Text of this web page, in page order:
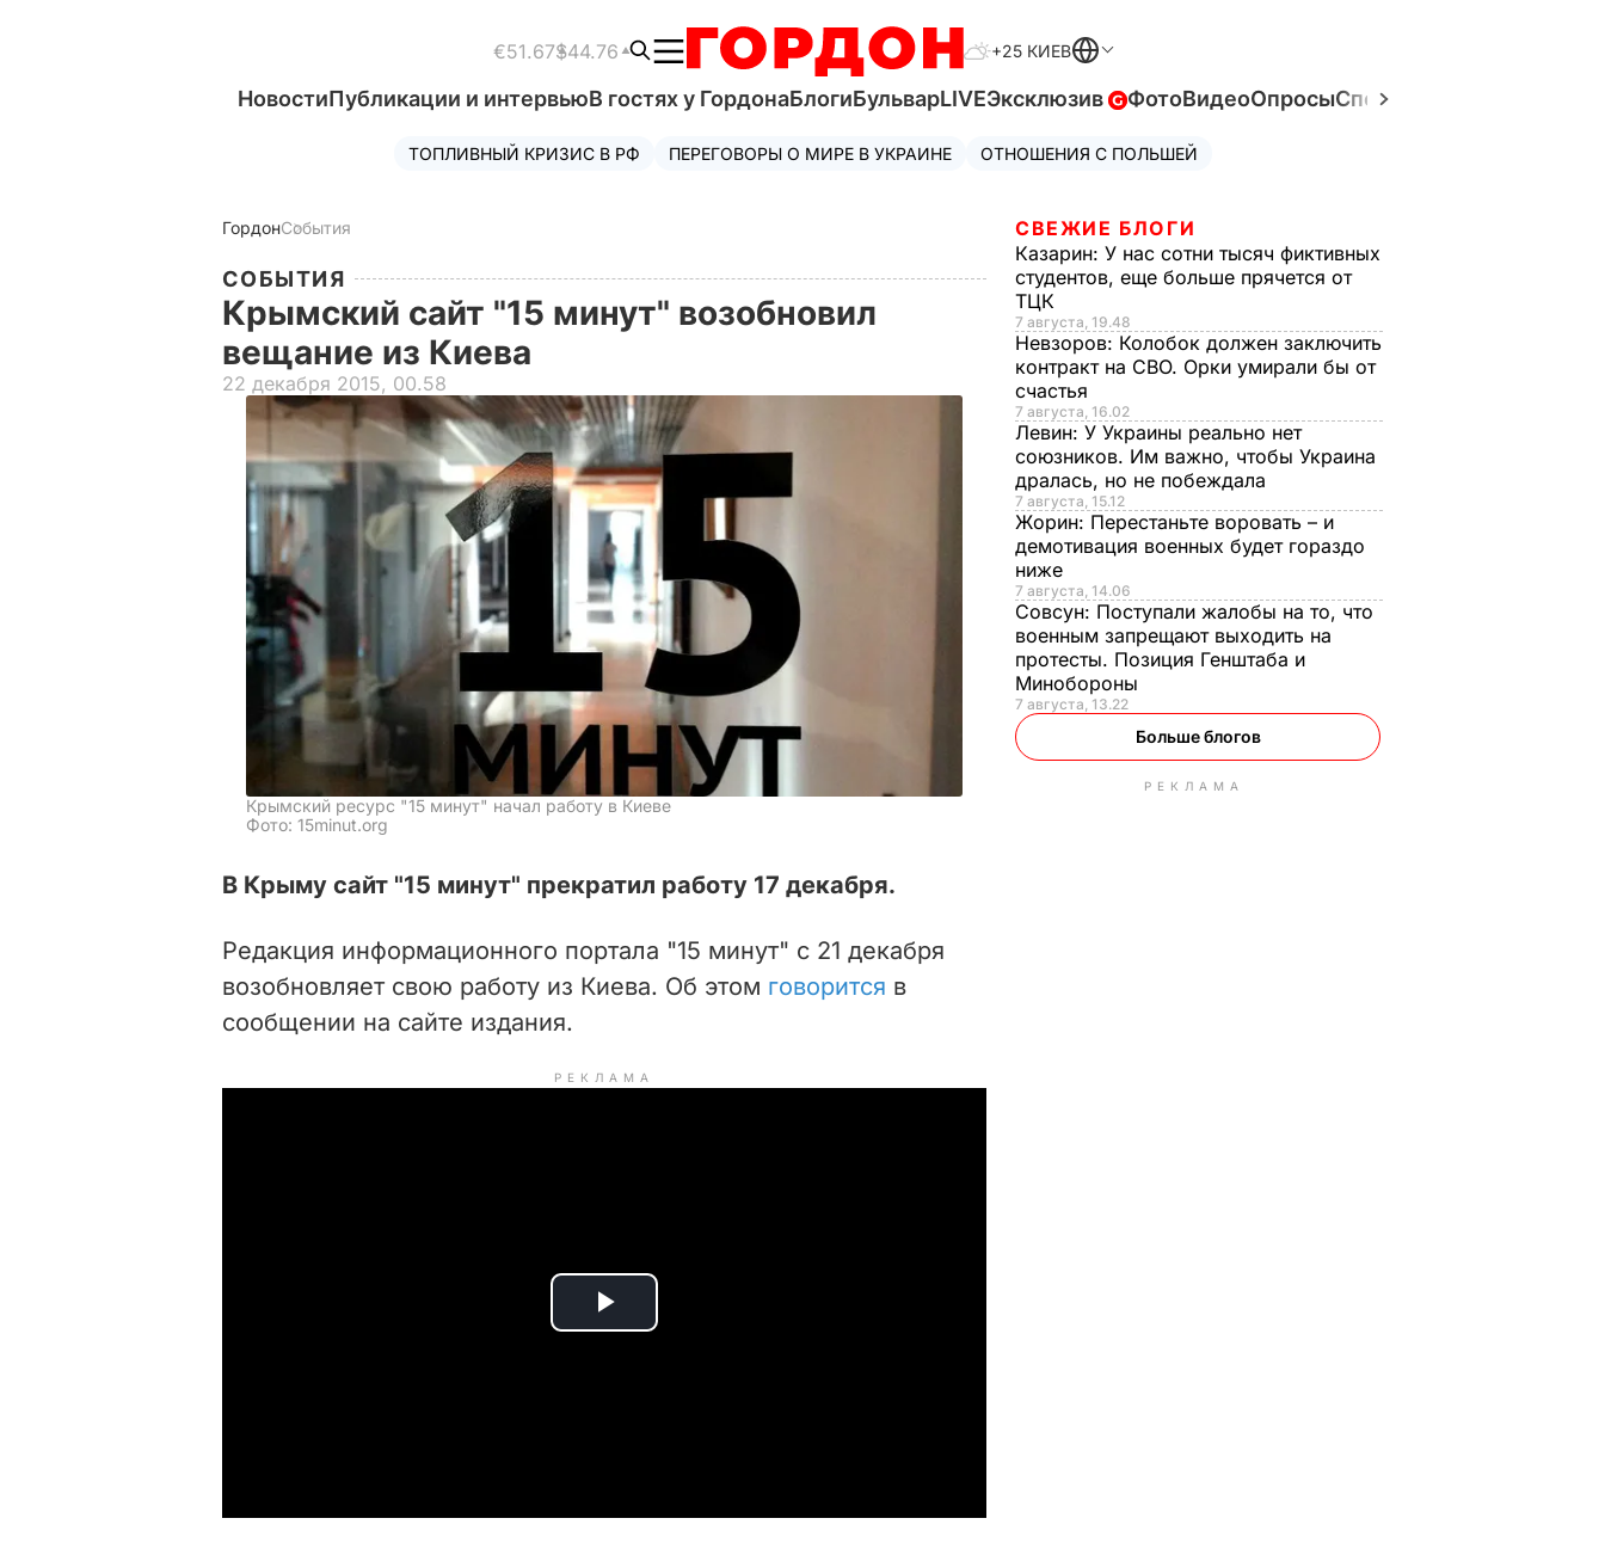
€51.67$44.76 +25 КИЕВ
НовостиПубликации и интервьюВ гостях у ГордонаБлогиБульварLIVEЭксклюзив ФотоВидеоОпросыСпецпроекты
ТОПЛИВНЫЙ КРИЗИС В РФ ПЕРЕГОВОРЫ О МИРЕ В УКРАИНЕ ОТНОШЕНИЯ С ПОЛЬШЕЙ
ГордонСобытия
СОБЫТИЯ
Крымский сайт "15 минут" возобновил
вещание из Киева
22 декабря 2015, 00.58
Крымский ресурс "15 минут" начал работу в Киеве
Фото: 15minut.org
В Крыму сайт "15 минут" прекратил работу 17 декабря.
Редакция информационного портала "15 минут" с 21 декабря
возобновляет свою работу из Киева. Об этом говорится в
сообщении на сайте издания.
РЕКЛАМА
P
СВЕЖИЕ БЛОГИ
Казарин: У нас сотни тысяч фиктивных
студентов, еще больше прячется от
ТЦК
7 августа, 19.48
Невзоров: Колобок должен заключить
контракт на СВО. Орки умирали бы от
счастья
7 августа, 16.02
Левин: У Украины реально нет
союзников. Им важно, чтобы Украина
дралась, но не побеждала
7 августа, 15.12
Жорин: Перестаньте воровать – и
демотивация военных будет гораздо
ниже
7 августа, 14.06
Совсун: Поступали жалобы на то, что
военным запрещают выходить на
протесты. Позиция Генштаба и
Минобороны
7 августа, 13.22
Больше блогов
РЕКЛАМА